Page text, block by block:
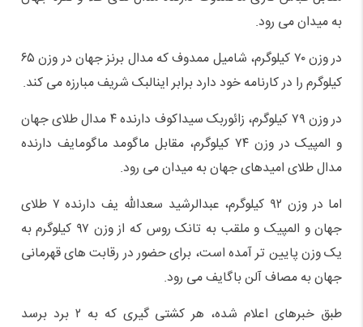
به میدان می رود.
در وزن ۷۰ کیلوگرم، شامیل ممدوف که مدال برنز جهان در وزن ۶۵
کیلوگرم را در کارنامه خود دارد برابر اینالبک شریف مبارزه می کند.
در وزن ۷۹ کیلوگرم، زائوربک سیداکوف دارنده ۴ مدال طلای جهان
و المپیک در وزن ۷۴ کیلوگرم، مقابل ماگومد ماگومایف دارنده
مدال طلای امیدهای جهان به میدان می رود.
اما در وزن ۹۲ کیلوگرم، عبدالرشید سعدالله یف دارنده ۷ طلای
جهان و المپیک و ملقب به تانک روس که از وزن ۹۷ کیلوگرم به
یک وزن پایین تر آمده است، برای حضور در رقابت های قهرمانی
جهان به مصاف آلن باگایف می رود.
طبق خبرهای اعلام شده، هر کشتی گیری که به ۲ برد برسد